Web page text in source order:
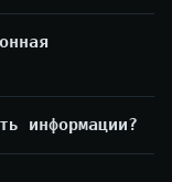
информации?